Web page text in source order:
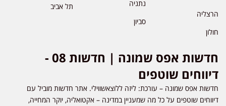
הרצליה
חולון
נתניה
סביון
תל אביב
חדשות אפס שמונה | חדשות 08 -
דיווחים שוטפים
חדשות אפס שמונה – עורכת: ליזה ללוצאשווילי. אתר חדשות מוביל עם
דיווחים שוטפים על כל מה שמעניין במדינה – אקטואליה, יוקר המחייה,